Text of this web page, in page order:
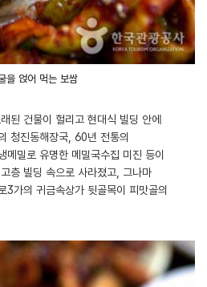
을 얹어 먹는 보쌈
된 건물이 헐리고 현대식 빌딩 안에
청진동해장국, 60년 전통의
메밀로 유명한 메밀국수집 미진 등이
층 빌딩 속으로 사라졌고, 그나마
3가의 귀금속상가 뒷골목이 피맛골의